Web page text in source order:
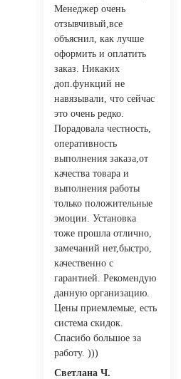
Менеджер очень
отзывчивый,все
объяснил, как лучше
оформить и оплатить
заказ. Никаких
доп.функций не
навязывали, что сейчас
это очень редко.
Порадовала честность,
оперативность
выполнения заказа,от
качества товара и
выполнения работы
только положительные
эмоции. Установка
тоже прошла отлично,
замечаний нет,быстро,
качественно с
гарантией. Рекомендую
данную организацию.
Цены приемлемые, есть
система скидок.
Спасибо большое за
работу. )))
Светлана Ч.